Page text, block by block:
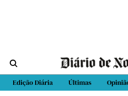
Edição Diária Últimas